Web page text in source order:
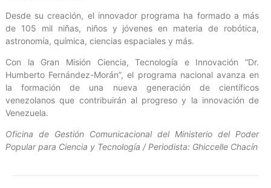
Desde su creación, el innovador programa ha formado a más
de 105 mil niñas, niños y jóvenes en materia de robótica,
astronomía, química, ciencias espaciales y más.
Con la Gran Misión Ciencia, Tecnología e Innovación “Dr.
Humberto Fernández-Morán”, el programa nacional avanza en
la formación de una nueva generación de científicos
venezolanos que contribuirán al progreso y la innovación de
Venezuela.
Oficina de Gestión Comunicacional del Ministerio del Poder
Popular para Ciencia y Tecnología / Periodista: Ghiccelle Chacín